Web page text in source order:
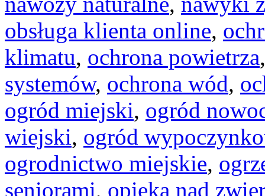
obsługa klienta online,
klimatu, ochrona powietrza
systemów, ochrona wód,
ogród miejski, ogród
wiejski, ogród
ogrodnictwo miejskie,
seniorami, opieka nad